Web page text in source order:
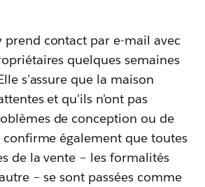
prend contact par e-mail avec
quelques semaines
s'assure que la maison
et qu'ils n'ont pas
de conception ou de
également que toutes
de la vente – les formalités
– se sont passées comme